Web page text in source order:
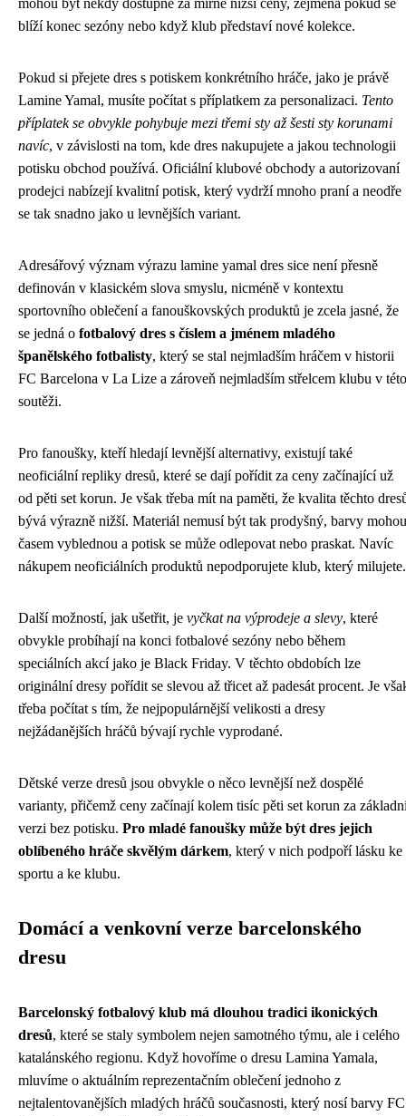
blíží konec sezóny nebo když klub představí nové kolekce.
Pokud si přejete dres s potiskem konkrétního hráče, jako je právě
Lamine Yamal, musíte počítat s příplatkem za personalizaci. Tento
příplatek se obvykle pohybuje mezi třemi sty až šesti sty korunami
navíc, v závislosti na tom, kde dres nakupujete a jakou technologii
potisku obchod používá. Oficiální klubové obchody a autorizovaní
prodejci nabízejí kvalitní potisk, který vydrží mnoho praní a neodře
se tak snadno jako u levnějších variant.
Adresářový význam výrazu lamine yamal dres sice není přesně
definován v klasickém slova smyslu, nicméně v kontextu
sportovního oblečení a fanouškovských produktů je zcela jasné, že
se jedná o fotbalový dres s číslem a jménem mladého
španělského fotbalisty, který se stal nejmladším hráčem v historii
FC Barcelona v La Lize a zároveň nejmladším střelcem klubu v této
soutěži.
Pro fanoušky, kteří hledají levnější alternativy, existují také
neoficiální repliky dresů, které se dají pořídit za ceny začínající už
od pěti set korun. Je však třeba mít na paměti, že kvalita těchto
bývá výrazně nižší. Materiál nemusí být tak prodyšný, barvy mohou
časem vyblednou a potisk se může odlepovat nebo praskat. Navíc
nákupem neoficiálních produktů nepodporujete klub, který milujete.
Další možností, jak ušetřit, je vyčkat na výprodeje a slevy, které
obvykle probíhají na konci fotbalové sezóny nebo během
speciálních akcí jako je Black Friday. V těchto obdobích lze
originální dresy pořídit se slevou až třicet až padesát procent. Je
třeba počítat s tím, že nejpopulárnější velikosti a dresy
nejžádanějších hráčů bývají rychle vyprodané.
Dětské verze dresů jsou obvykle o něco levnější než dospělé
varianty, přičemž ceny začínají kolem tisíc pěti set korun za
verzi bez potisku. Pro mladé fanoušky může být dres jejich
oblíbeného hráče skvělým dárkem, který v nich podpoří lásku ke
sportu a ke klubu.
Domácí a venkovní verze barcelonského
dresu
Barcelonský fotbalový klub má dlouhou tradici ikonických
dresů, které se staly symbolem nejen samotného týmu, ale i celého
katalánského regionu. Když hovoříme o dresu Lamina Yamala,
mluvíme o aktuálním reprezentačním oblečení jednoho z
nejtalentovanějších mladých hráčů současnosti, který nosí barvy FC